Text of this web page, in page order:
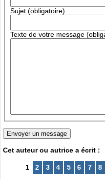
Sujet (obligatoire)
Texte de votre message
Cet auteur ou autrice a écrit :
1 2 3 4 5 6 7 8